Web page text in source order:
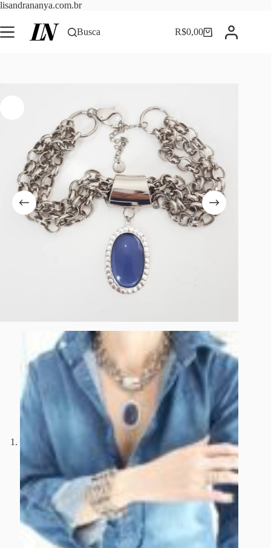
lisandrananya.com.brPular
o
conteúdo
Busca Carrinho
R$0,00